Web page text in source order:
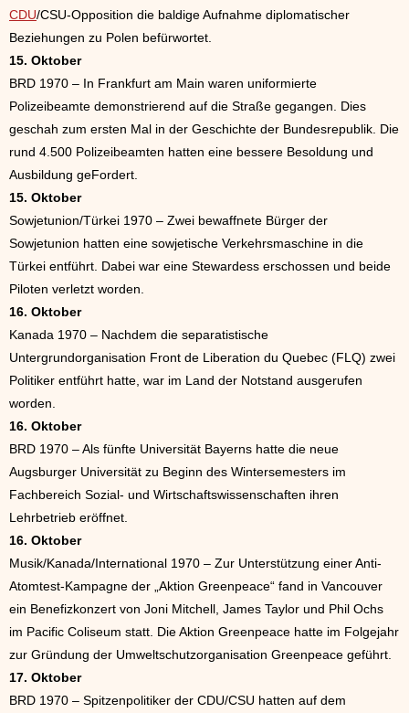
CDU/CSU-Opposition die baldige Aufnahme diplomatischer
Beziehungen zu Polen befürwortet.
15. Oktober
BRD 1970 – In Frankfurt am Main waren uniformierte
Polizeibeamte demonstrierend auf die Straße gegangen. Dies
geschah zum ersten Mal in der Geschichte der Bundesrepublik. Die
rund 4.500 Polizeibeamten hatten eine bessere Besoldung und
Ausbildung geFordert.
15. Oktober
Sowjetunion/Türkei 1970 – Zwei bewaffnete Bürger der
Sowjetunion hatten eine sowjetische Verkehrsmaschine in die
Türkei entführt. Dabei war eine Stewardess erschossen und beide
Piloten verletzt worden.
16. Oktober
Kanada 1970 – Nachdem die separatistische
Untergrundorganisation Front de Liberation du Quebec (FLQ) zwei
Politiker entführt hatte, war im Land der Notstand ausgerufen
worden.
16. Oktober
BRD 1970 – Als fünfte Universität Bayerns hatte die neue
Augsburger Universität zu Beginn des Wintersemesters im
Fachbereich Sozial- und Wirtschaftswissenschaften ihren
Lehrbetrieb eröffnet.
16. Oktober
Musik/Kanada/International 1970 – Zur Unterstützung einer Anti-
Atomtest-Kampagne der „Aktion Greenpeace“ fand in Vancouver
ein Benefizkonzert von Joni Mitchell, James Taylor und Phil Ochs
im Pacific Coliseum statt. Die Aktion Greenpeace hatte im Folgejahr
zur Gründung der Umweltschutzorganisation Greenpeace geführt.
17. Oktober
BRD 1970 – Spitzenpolitiker der CDU/CSU hatten auf dem